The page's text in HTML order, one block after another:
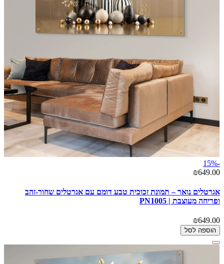
-15%
₪649.00
אגרטלים נואר – תמונת זכוכית טבע דומם עם אגרטלים שחור-זהב
ופריחה מעוצבת | PN1005
₪649.00
הוספה לסל